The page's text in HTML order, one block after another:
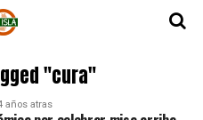
"cura"
años atras